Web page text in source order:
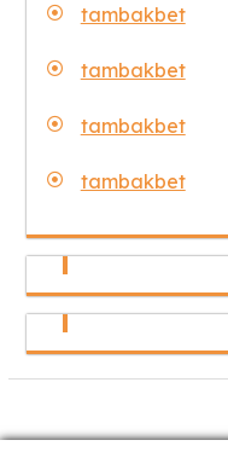
tambakbet
tambakbet
tambakbet
tambakbet